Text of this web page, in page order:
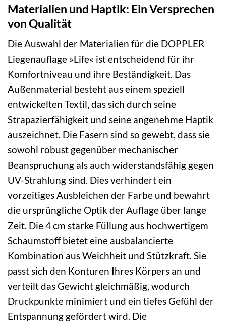
Materialien und Haptik: Ein Versprechen
von Qualität
Die Auswahl der Materialien für die DOPPLER
Liegenauflage »Life« ist entscheidend für ihr
Komfortniveau und ihre Beständigkeit. Das
Außenmaterial besteht aus einem speziell
entwickelten Textil, das sich durch seine
Strapazierfähigkeit und seine angenehme Haptik
auszeichnet. Die Fasern sind so gewebt, dass sie
sowohl robust gegenüber mechanischer
Beanspruchung als auch widerstandsfähig gegen
UV-Strahlung sind. Dies verhindert ein
vorzeitiges Ausbleichen der Farbe und bewahrt
die ursprüngliche Optik der Auflage über lange
Zeit. Die 4 cm starke Füllung aus hochwertigem
Schaumstoff bietet eine ausbalancierte
Kombination aus Weichheit und Stützkraft. Sie
passt sich den Konturen Ihres Körpers an und
verteilt das Gewicht gleichmäßig, wodurch
Druckpunkte minimiert und ein tiefes Gefühl der
Entspannung gefördert wird. Die